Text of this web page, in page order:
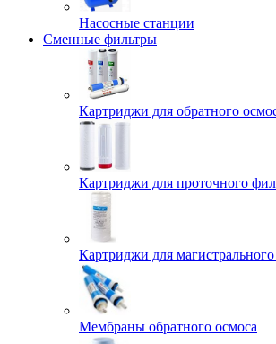
Насосные станции
Сменные фильтры
Картриджи для обратного
Картриджи для проточного
Картриджи для магистрального
Мембраны обратного осмоса